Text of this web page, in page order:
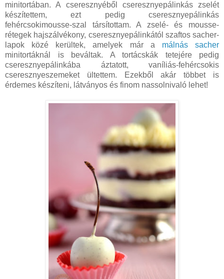
minitortában. A cseresznyéből cseresznyepálinkás zselét
készítettem, ezt pedig cseresznyepálinkás
fehércsokimousse-szal társítottam. A zselé- és mousse-
rétegek hajszálvékony, cseresznyepálinkától szaftos sacher-
lapok közé kerültek, amelyek már a málnás sacher
minitortáknál is beváltak. A tortácskák tetejére pedig
cseresznyepálinkába áztatott, vaníliás-fehércsokis
cseresznyeszemeket ültettem. Ezekből akár többet is
érdemes készíteni, látványos és finom nassolnivaló lehet!